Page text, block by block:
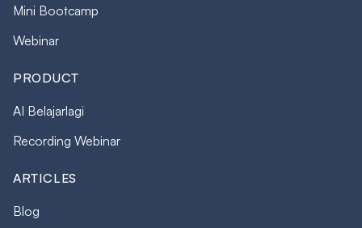
Mini Bootcamp
Webinar
PRODUCT
AI Belajarlagi
Recording Webinar
ARTICLES
Blog